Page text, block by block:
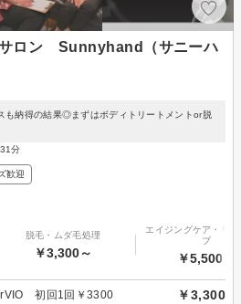
サロン Sunnyhand（サニーハ
も納得の結果◎まずはボディトリートメントor脱
分
歓迎
脱毛・ムダ毛処理
￥3,300～
エイジングケア・リ
プ
￥5,500～
初回1回￥3300 ￥3,300